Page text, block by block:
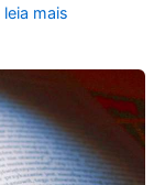
leia mais